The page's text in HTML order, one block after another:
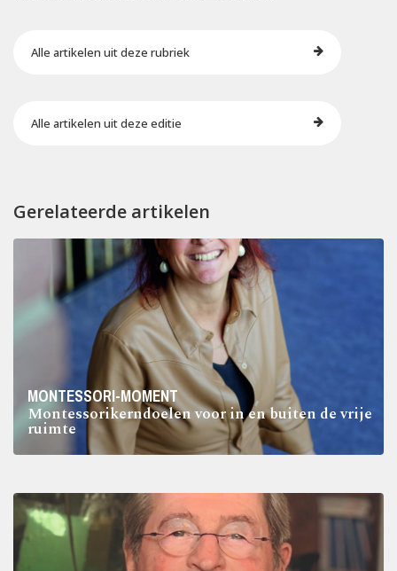
Alle artikelen uit deze rubriek
Alle artikelen uit deze editie
Gerelateerde artikelen
MONTESSORI-MOMENT
Montessorikerndoelen voor in en buiten de vrije
ruimte